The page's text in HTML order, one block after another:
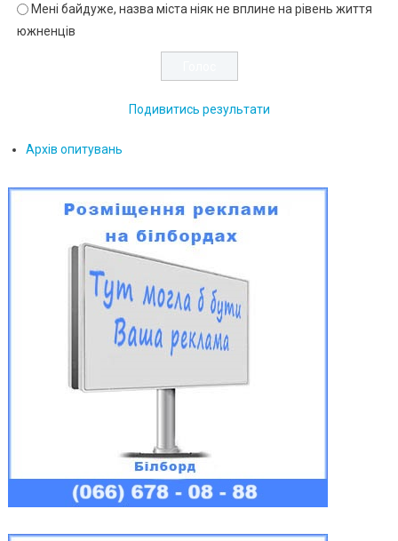
Мені байдуже, назва міста ніяк не вплине на рівень життя
южненців
Подивитись результати
Архів опитувань